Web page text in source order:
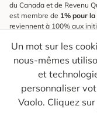
Un mot sur les
nous-mêmes
et
personnaliser
Vaolo. Cliquez
du Canada et de Revenu
est membre de 1% pour
reviennent à 100% aux
S'inscrire à l'infolettre
Pour connaître les
astuces pour des voyages
Ton courriel